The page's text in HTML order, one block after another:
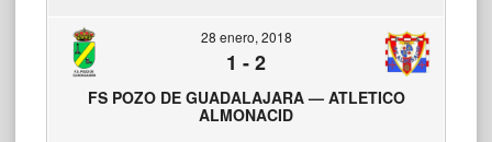
28 enero, 2018
1 -2
FS POZO DE GUADALAJARA — ATLETICO
ALMONACID